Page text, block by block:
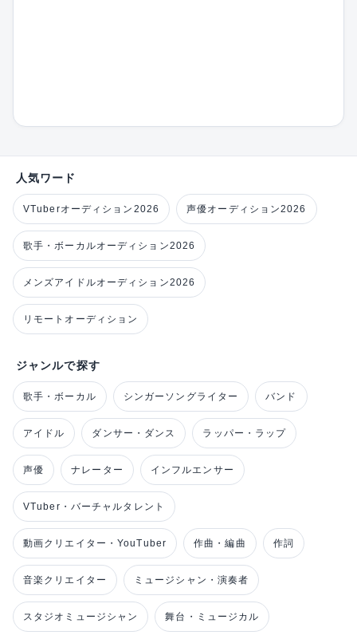
人気ワード
VTuberオーディション2026 声優オーディション2026
歌手・ボーカルオーディション2026
メンズアイドルオーディション2026
リモートオーディション
ジャンルで探す
歌手・ボーカル シンガーソングライター バンド
アイドル ダンサー・ダンス ラッパー・ラップ
声優 ナレーター インフルエンサー
VTuber・バーチャルタレント
動画クリエイター・YouTuber 作曲・編曲 作詞
音楽クリエイター ミュージシャン・演奏者
スタジオミュージシャン 舞台・ミュージカル